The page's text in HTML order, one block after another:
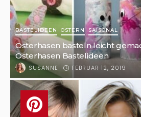
BASTELIDEEN OSTERN SAISONAL
Osterhasen basteln leicht
Osterhasen Bastelideen
SUSANNE FEBRUAR 12, 2019